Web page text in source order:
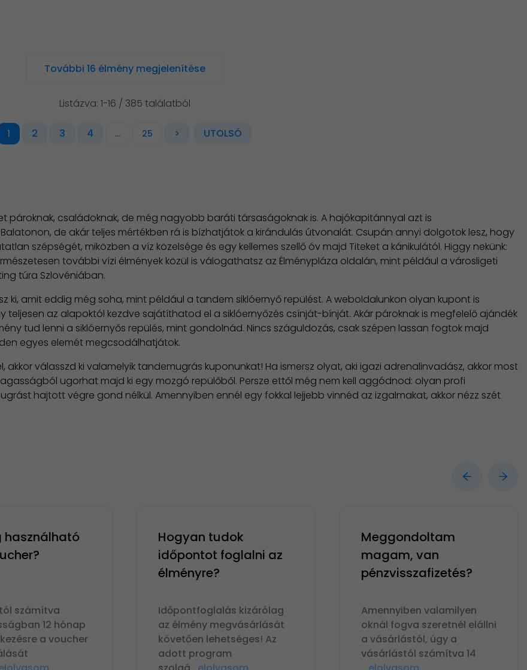
További 16 élmény megjelenítése
Listázva: 1-16 / 385 találatból
1 2 3 4 ... 25 > UTOLSÓ
pároknak, családoknak, de még nagyobb baráti társaságoknak is. A hajókapitánnyal azt is
de akár teljes mértékben rá is bízhatjátok a kirándulás útvonalát. Csupán annyi dolgotok lesz, hogy
szépségét, miközben a víz közelsége és egy kellemes szellő óv majd Titeket a kánikulától. Higgy nekünk:
további vízi élmények közül is válogathatsz az Élménypláza oldalán, mint például a városligeti
túra Szlovéniában.
ki, amit eddig még soha, mint például a tandem siklóernyő repülést. A weboldalunkon olyan kupont is
teljesen az alapoktól kezdve sajátíthatod el a siklóernyőzés csínját-bínját. Akár pároknak is megfelelő ajándék
tud lenni a siklóernyős repülés, mint gondolnád. Nincs száguldozás, csak szépen lassan fogtok majd
egyes elemét megcsodálhatjátok.
válasszd ki valamelyik tandemugrás kuponunkat! Ha ismersz olyat, aki igazi adrenalinvadász, akkor most
ugorhat majd ki egy mozgó repülőből. Persze ettől még nem kell aggódnod: olyan profi
hajtott végre gond nélkül. Amennyiben ennél egy fokkal lejjebb vinnéd az izgalmakat, akkor nézz szét
használható
számítva
12 hónap
a voucher
Hogyan tudok
időpontot foglalni az
élményre?
Időpontfoglalás kizárólag
az élmény megvásárlását
követően lehetséges! Az
adott program
Meggondoltam
magam, van
pénzvisszafizetés?
Amennyiben valamilyen
oknál fogva szeretnél elállni
a vásárlástól, úgy a
vásárlástól számítva 14